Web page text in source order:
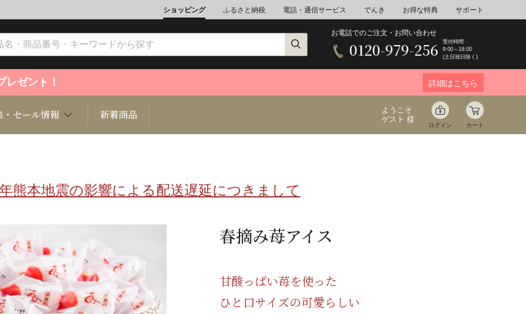
ショッピング ふるさと納税 電話・通信サービス でんき お得な特典 サポート
お電話でのご注文・お問い合わせ
0120-979-256
受付時間
9:00～18:00
(土日祝日除く)
レゼント！ 詳細はこちら
魚介類 肉類
総菜 麺類/つゆ
リンク 調味料
ギフト 豊洲お取り寄せ
化 ジュエリー インテリア
定期購読雑誌 書籍
ー 伝統工芸
・セール情報 新着商品
ようこそ
ゲスト 様
ログイン カート
熊本地震の影響による配送遅延につきまして
春摘み苺アイス
甘酸っぱい苺を使った
ひと口サイズの可愛らしい